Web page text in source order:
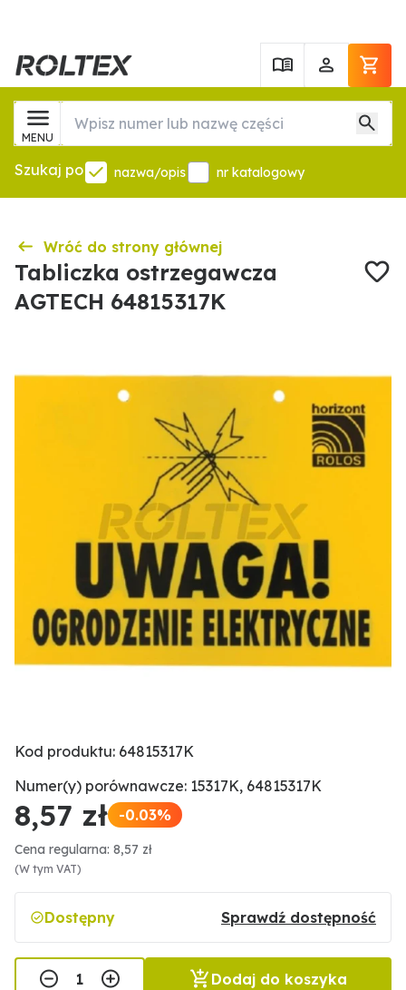
MENU
Szukaj po nazwa/opis nr katalogowy
Wróć do strony głównej
Tabliczka ostrzegawcza
AGTECH 64815317K
Kod produktu: 64815317K
Numer(y) porównawcze: 15317K, 64815317K
8,57 zł -0.03%
Cena regularna: 8,57 zł
(W tym VAT)
Dostępny Sprawdź dostępność
Dodaj do koszyka